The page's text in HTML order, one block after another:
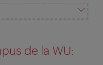
de la WU: